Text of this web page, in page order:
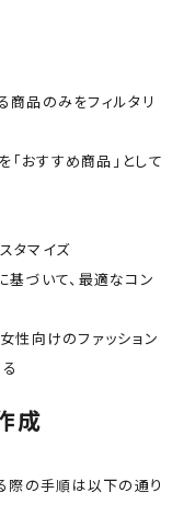
品のみをフィルタリ
おすすめ商品」として
タマイズ
づいて、最適なコン
性向けのファッション
成
際の手順は以下の通り